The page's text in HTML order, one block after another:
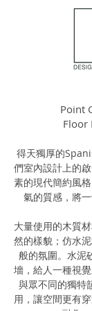
Point
Floor
得天獨厚的
們室內設計上的
素的現代簡約風
氣的質感，將
大量使用的木質
然的樣貌；仿水
般的氛圍。水泥
墻，給人一種視
與眾不同的獨特
用，讓空間更有